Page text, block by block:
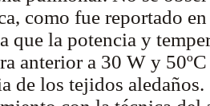
como fue reportado
que la potencia y
anterior a 30 W y
de los tejidos